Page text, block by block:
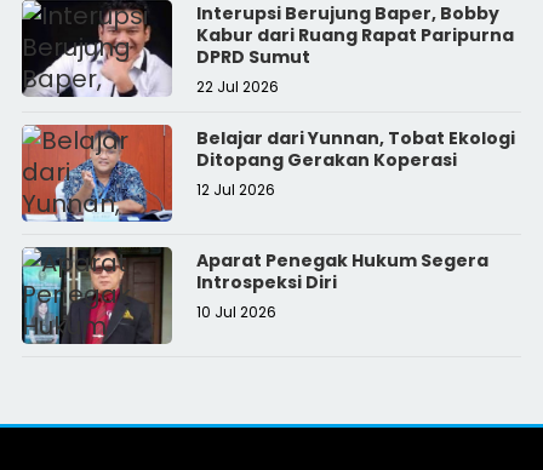
Interupsi Berujung Baper, Bobby
Kabur dari Ruang Rapat Paripurna
DPRD Sumut
22 Jul 2026
Belajar dari Yunnan, Tobat Ekologi
Ditopang Gerakan Koperasi
12 Jul 2026
Aparat Penegak Hukum Segera
Introspeksi Diri
10 Jul 2026